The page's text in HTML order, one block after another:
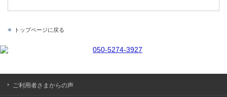
トップページに戻る
ご利用者さまからの声